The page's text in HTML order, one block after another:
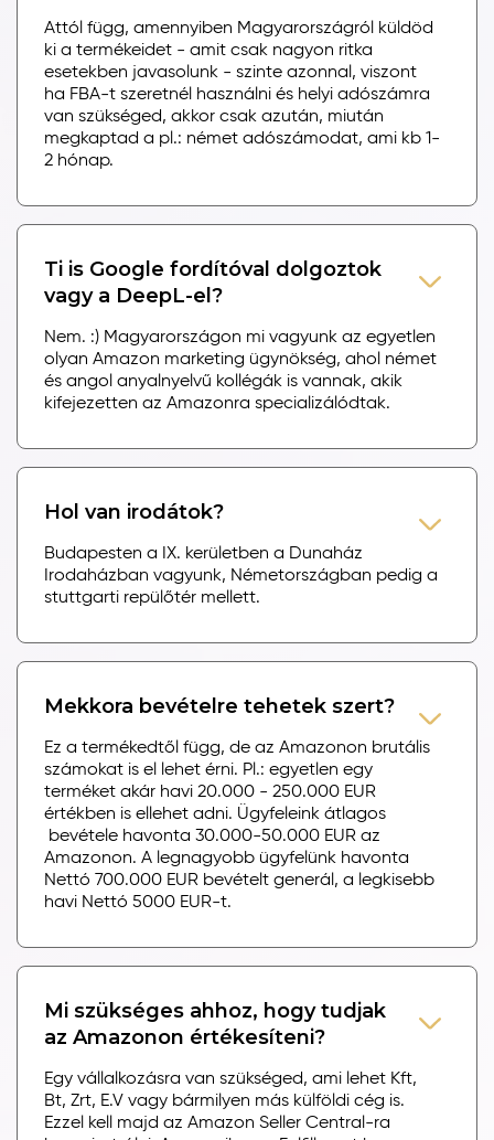
Attól függ, amennyiben Magyarországról küldöd
ki a termékeidet - amit csak nagyon ritka
esetekben javasolunk - szinte azonnal, viszont
ha FBA-t szeretnél használni és helyi adószámra
van szükséged, akkor csak azután, miután
megkaptad a pl.: német adószámodat, ami kb 1-
2 hónap.
Ti is Google fordítóval dolgoztok
vagy a DeepL-el?
Nem. :) Magyarországon mi vagyunk az egyetlen
olyan Amazon marketing ügynökség, ahol német
és angol anyalnyelvű kollégák is vannak, akik
kifejezetten az Amazonra specializálódtak.
Hol van irodátok?
Budapesten a IX. kerületben a Dunaház
Irodaházban vagyunk, Németországban pedig a
stuttgarti repülőtér mellett.
Mekkora bevételre tehetek szert?
Ez a termékedtől függ, de az Amazonon brutális
számokat is el lehet érni. Pl.: egyetlen egy
terméket akár havi 20.000 - 250.000 EUR
értékben is ellehet adni. Ügyfeleink átlagos
bevétele havonta 30.000-50.000 EUR az
Amazonon. A legnagyobb ügyfelünk havonta
Nettó 700.000 EUR bevételt generál, a legkisebb
havi Nettó 5000 EUR-t.
Mi szükséges ahhoz, hogy tudjak
az Amazonon értékesíteni?
Egy vállalkozásra van szükséged, ami lehet Kft,
Bt, Zrt, E.V vagy bármilyen más külföldi cég is.
Ezzel kell majd az Amazon Seller Central-ra